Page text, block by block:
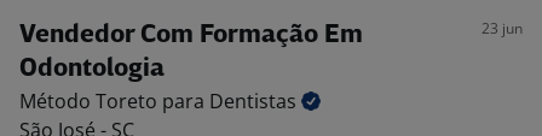
Vendedor Com Formação Em
Odontologia
23 jun
Método Toreto para Dentistas
São José - SC